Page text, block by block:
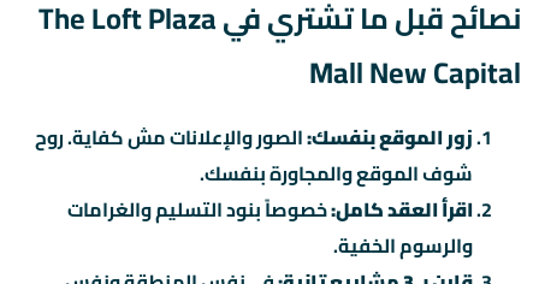
نصائح قبل ما تشتري في The Loft Plaza
Mall New Capital
زور الموقع بنفسك:الصور والإعلانات مش كفاية. روح
شوف الموقع والمجاورة بنفسك.
اقرأ العقد كامل:خصوصاً بنود التسليم والغرامات
والرسوم الخفية.